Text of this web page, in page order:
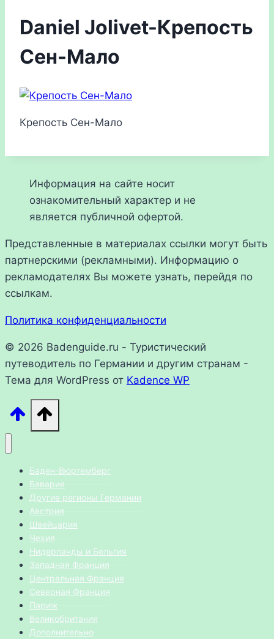
Daniel Jolivet-Крепость
Сен-Мало
Крепость Сен-Мало
Информация на сайте носит
ознакомительный характер и не
является публичной офертой.
Представленные в материалах ссылки могут быть
партнерскими (рекламными). Информацию о
рекламодателях Вы можете узнать, перейдя по
ссылкам.
Политика конфиденциальности
© 2026 Badenguide.ru - Туристический
путеводитель по Германии и другим странам -
Тема для WordPress от Kadence WP
Баден-Вюртемберг
Бавария
Другие регионы Германии
Австрия
Швейцария
Чехия
Нидерланды и Бельгия
Западная Франция
Центральная Франция
Северная Франция
Париж
Великобритания
Дополнительно